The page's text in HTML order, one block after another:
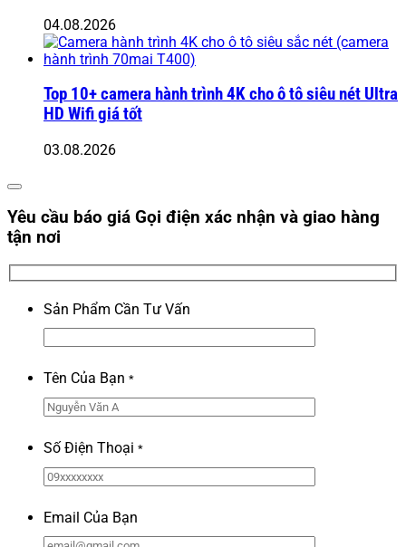
04.08.2026
Top 10+ camera hành trình 4K cho ô tô siêu nét Ultra
HD Wifi giá tốt
03.08.2026
Yêu cầu báo giá Gọi điện xác nhận và giao hàng
tận nơi
Sản Phẩm Cần Tư Vấn
Tên Của Bạn *
Số Điện Thoại *
Email Của Bạn